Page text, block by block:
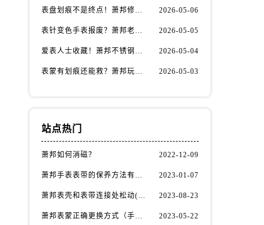
表盘划痕不是终点！萧邦修复技巧助你重拾自信 2026-05-06
表针变色手表报废？萧邦老玩家教你正确应对 2026-05-05
爱表人士收藏！萧邦不锈钢表壳划痕修复指南 2026-05-04
表蒙有划痕还能救？萧邦玩家都在用的修复方法 2026-05-03
站点热门
萧邦如何消磁？ 2022-12-09
萧邦手表表带的保养方法有哪些？ 2023-01-07
萧邦表壳和表带连接处松动(如何自行修复) 2023-08-23
萧邦表蒙正确更换方式（手表表蒙更换知识） 2023-05-22